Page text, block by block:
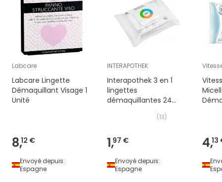
Labcare
Labcare Lingette
Démaquillant Visage 1
Unité
8,12 €
Envoyé depuis:
Espagne
INTERAPOTHEK
Interapothek 3 en 1
lingettes
démaquillantes 24
(13)
1,97 €
Envoyé depuis:
Espagne
4,13